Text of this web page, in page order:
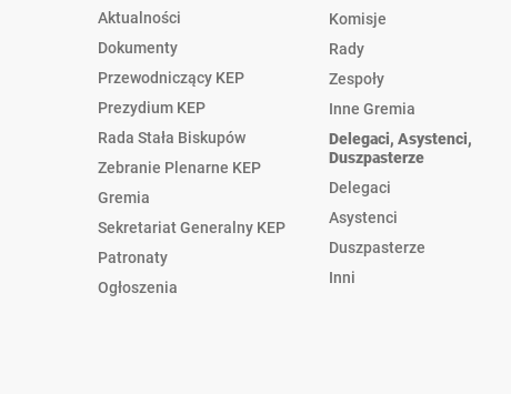
Aktualności
Dokumenty
Przewodniczący KEP
Prezydium KEP
Rada Stała Biskupów
Zebranie Plenarne KEP
Gremia
Sekretariat Generalny KEP
Patronaty
Ogłoszenia
Komisje
Rady
Zespoły
Inne Gremia
Delegaci, Asystenci,
Duszpasterze
Delegaci
Asystenci
Duszpasterze
Inni